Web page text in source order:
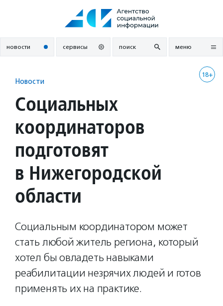
новости сервисы поиск меню
18+
Новости
Социальных
координаторов
подготовят
в Нижегородской
области
Социальным координатором может
стать любой житель региона, который
хотел бы овладеть навыками
реабилитации незрячих людей и готов
применять их на практике.